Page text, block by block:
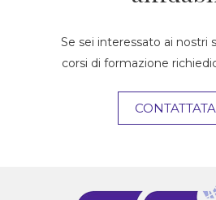
Se sei interessato ai nostri
corsi di formazione